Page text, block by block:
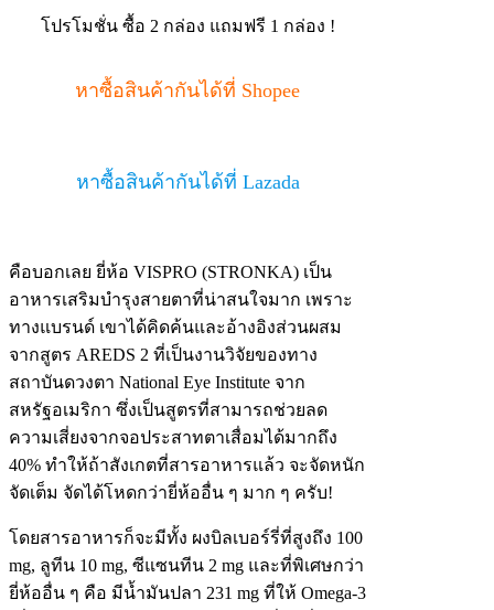
โปรโมชั่น ซื้อ 2 กล่อง แถมฟรี 1 กล่อง !
หาซื้อสินค้ากันได้ที่ Shopee
หาซื้อสินค้ากันได้ที่ Lazada
คือบอกเลย ยี่ห้อ VISPRO (STRONKA) เป็น
อาหารเสริมบำรุงสายตาที่น่าสนใจมาก เพราะ
ทางแบรนด์ เขาได้คิดค้นและอ้างอิงส่วนผสม
จากสูตร AREDS 2 ที่เป็นงานวิจัยของทาง
สถาบันดวงตา National Eye Institute จาก
สหรัฐอเมริกา ซึ่งเป็นสูตรที่สามารถช่วยลด
ความเสี่ยงจากจอประสาทตาเสื่อมได้มากถึง
40% ทำให้ถ้าสังเกตที่สารอาหารแล้ว จะจัดหนัก
จัดเต็ม จัดได้โหดกว่ายี่ห้ออื่น ๆ มาก ๆ ครับ!
โดยสารอาหารก็จะมีทั้ง ผงบิลเบอร์รี่ที่สูงถึง 100
mg, ลูทีน 10 mg, ซีแซนทีน 2 mg และที่พิเศษกว่า
ยี่ห้ออื่น ๆ คือ มีน้ำมันปลา 231 mg ที่ให้ Omega-3